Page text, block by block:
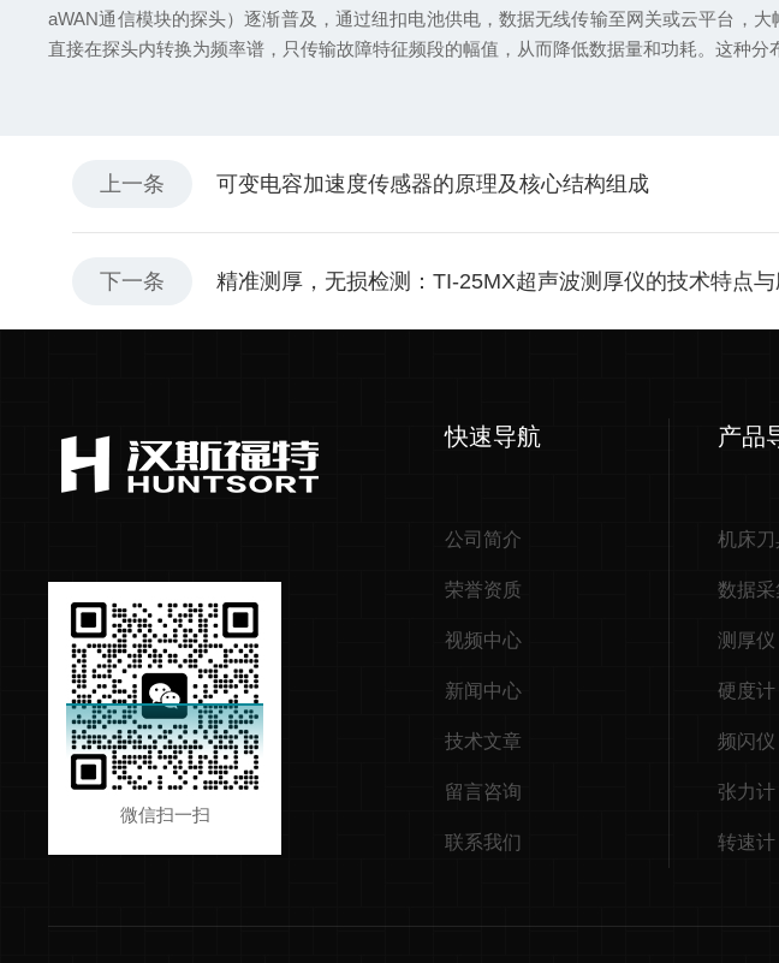
aWAN通信模块的探头）逐渐普及，通过纽扣电池供电，数据无线传输至网关或云平台，
直接在探头内转换为频率谱，只传输故障特征频段的幅值，从而降低数据量和功耗。这种分
上一条 可变电容加速度传感器的原理及核心结构组成
下一条 精准测厚，无损检测：TI-25MX超声波测厚仪的技术特点
微信扫一扫
快速导航
公司简介
荣誉资质
视频中心
新闻中心
技术文章
留言咨询
联系我们
产品
机床
数据
测厚仪
硬度计
频闪仪
张力计
转速计